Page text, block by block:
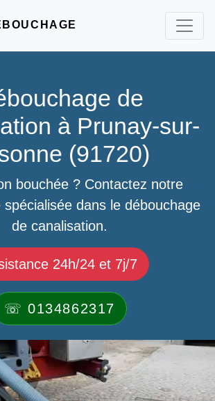
de
à Prunay-sur-
(91720)
bouchée ? Contactez notre
dans le débouchage
de canalisation.
24h/24 et 7j/7
☏ 0134862317